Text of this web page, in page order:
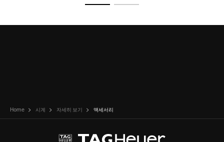
Home 시계 자세히 보기 액세서리